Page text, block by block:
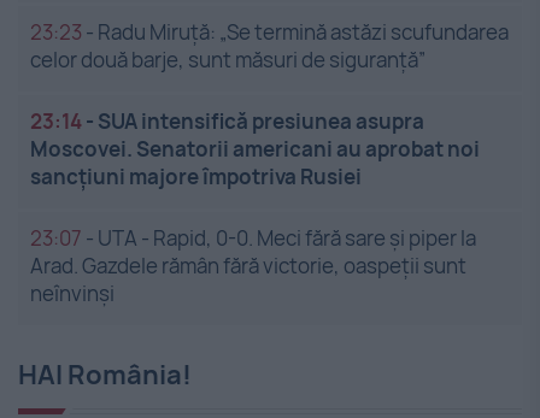
23:23 - Radu Miruță: „Se termină astăzi scufundarea
celor două barje, sunt măsuri de siguranţă”
23:14- SUA intensifică presiunea asupra
Moscovei. Senatorii americani au aprobat noi
sancțiuni majore împotriva Rusiei
23:07 - UTA - Rapid, 0-0. Meci fără sare și piper la
Arad. Gazdele rămân fără victorie, oaspeții sunt
neînvinși
HAI România!